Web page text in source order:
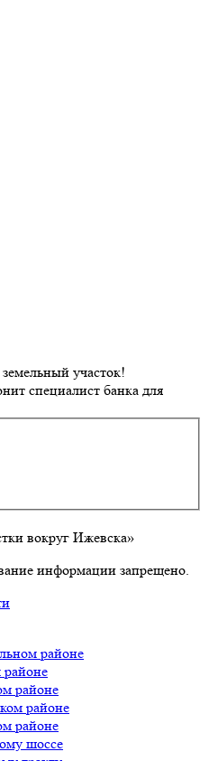
участок!
специалист банка для
вокруг Ижевска»
информации запрещено.
районе
районе
районе
районе
шоссе